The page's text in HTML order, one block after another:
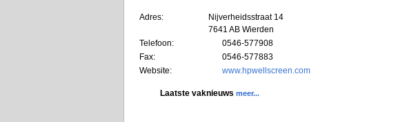
Adres:
Nijverheidsstraat 14
7641 AB Wierden
Telefoon:
0546-577908
Fax:
0546-577883
Website:
www.hpwellscreen.com
Laatste vaknieuws meer...